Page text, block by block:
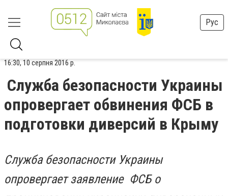
Рус
16:30, 10 серпня 2016 р.
Служба безопасности Украины
опровергает обвинения ФСБ в
подготовки диверсий в Крыму
Служба безопасности Украины
опровергает заявление ФСБ о